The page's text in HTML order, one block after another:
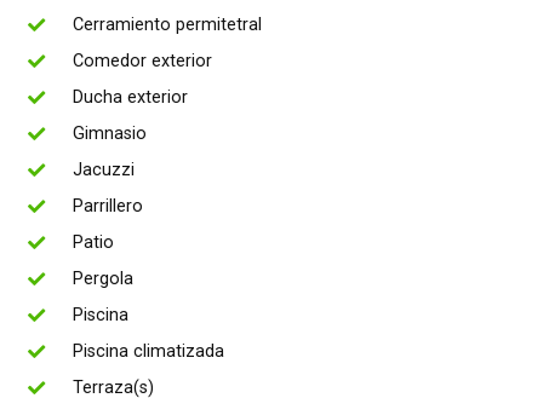
Cerramiento permitetral
Comedor exterior
Ducha exterior
Gimnasio
Jacuzzi
Parrillero
Patio
Pergola
Piscina
Piscina climatizada
Terraza(s)